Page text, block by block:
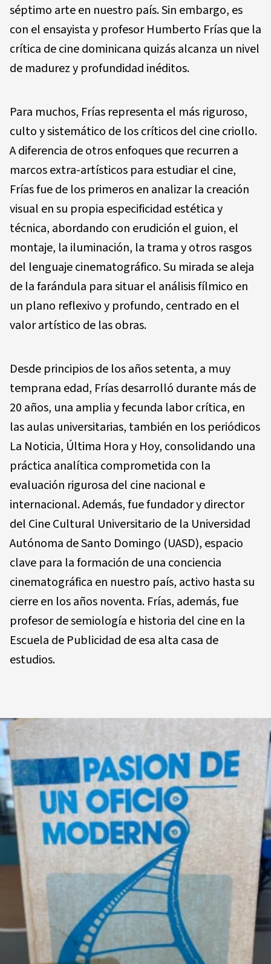
séptimo arte en nuestro país. Sin embargo, es
con el ensayista y profesor Humberto Frías que la
crítica de cine dominicana quizás alcanza un nivel
de madurez y profundidad inéditos.
Para muchos, Frías representa el más riguroso,
culto y sistemático de los críticos del cine criollo.
A diferencia de otros enfoques que recurren a
marcos extra-artísticos para estudiar el cine,
Frías fue de los primeros en analizar la creación
visual en su propia especificidad estética y
técnica, abordando con erudición el guion, el
montaje, la iluminación, la trama y otros rasgos
del lenguaje cinematográfico. Su mirada se aleja
de la farándula para situar el análisis fílmico en
un plano reflexivo y profundo, centrado en el
valor artístico de las obras.
Desde principios de los años setenta, a muy
temprana edad, Frías desarrolló durante más de
20 años, una amplia y fecunda labor crítica, en
las aulas universitarias, también en los periódicos
La Noticia, Última Hora y Hoy, consolidando una
práctica analítica comprometida con la
evaluación rigurosa del cine nacional e
internacional. Además, fue fundador y director
del Cine Cultural Universitario de la Universidad
Autónoma de Santo Domingo (UASD), espacio
clave para la formación de una conciencia
cinematográfica en nuestro país, activo hasta su
cierre en los años noventa. Frías, además, fue
profesor de semiología e historia del cine en la
Escuela de Publicidad de esa alta casa de
estudios.